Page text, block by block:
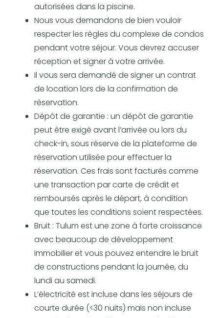
autorisées dans la piscine.
Nous vous demandons de bien vouloir
respecter les règles du complexe de condos
pendant votre séjour. Vous devrez accuser
réception et signer à votre arrivée.
Il vous sera demandé de signer un contrat
de location lors de la confirmation de
réservation.
Dépôt de garantie : un dépôt de garantie
peut être exigé avant l’arrivée ou lors du
check-in, sous réserve de la plateforme de
réservation utilisée pour effectuer la
réservation. Ces frais sont facturés comme
une transaction par carte de crédit et
remboursés après le départ, à condition
que toutes les conditions soient respectées.
Bruit : Tulum est une zone à forte croissance
avec beaucoup de développement
immobilier et vous pouvez entendre le bruit
de constructions pendant la journée, du
lundi au samedi.
L’électricité est incluse dans les séjours de
courte durée (<30 nuits) mais non incluse